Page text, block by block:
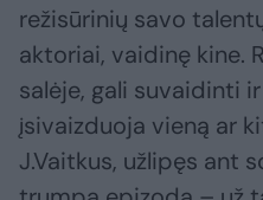
režisūrinių savo
aktoriai, vaidinę kine.
salėje, gali suvaidinti
įsivaizduoja vieną ar
J.Vaitkus, užlipęs ant